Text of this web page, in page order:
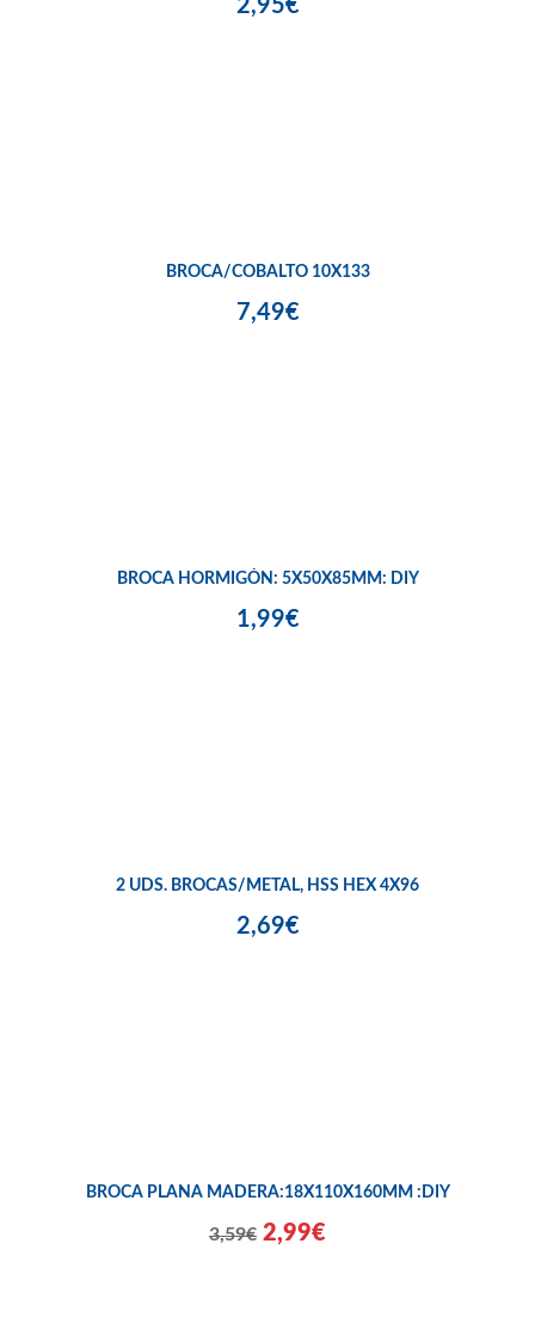
2,95€
BROCA/COBALTO 10X133
7,49€
BROCA HORMIGÓN: 5X50X85MM: DIY
1,99€
2 UDS. BROCAS/METAL, HSS HEX 4X96
2,69€
BROCA PLANA MADERA:18X110X160MM :DIY
3,59€ 2,99€